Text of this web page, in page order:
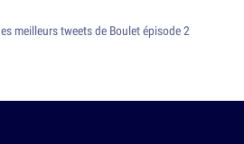
meilleurs tweets de Boulet épisode 2